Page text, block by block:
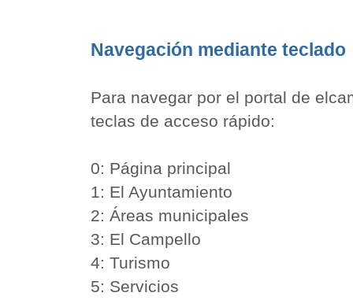
Navegación mediante teclado
Para navegar por el portal de
teclas de acceso rápido:
0: Página principal
1: El Ayuntamiento
2: Áreas municipales
3: El Campello
4: Turismo
5: Servicios